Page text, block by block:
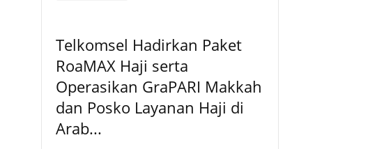
Telkomsel Hadirkan Paket
RoaMAX Haji serta
Operasikan GraPARI Makkah
dan Posko Layanan Haji di
Arab...